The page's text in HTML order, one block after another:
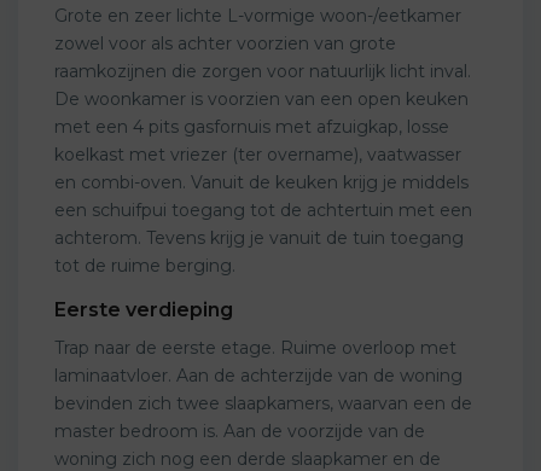
Grote en zeer lichte L-vormige woon-/eetkamer
zowel voor als achter voorzien van grote
raamkozijnen die zorgen voor natuurlijk licht inval.
De woonkamer is voorzien van een open keuken
met een 4 pits gasfornuis met afzuigkap, losse
koelkast met vriezer (ter overname), vaatwasser
en combi-oven. Vanuit de keuken krijg je middels
een schuifpui toegang tot de achtertuin met een
achterom. Tevens krijg je vanuit de tuin toegang
tot de ruime berging.
Eerste verdieping
Trap naar de eerste etage. Ruime overloop met
laminaatvloer. Aan de achterzijde van de woning
bevinden zich twee slaapkamers, waarvan een de
master bedroom is. Aan de voorzijde van de
woning zich nog een derde slaapkamer en de